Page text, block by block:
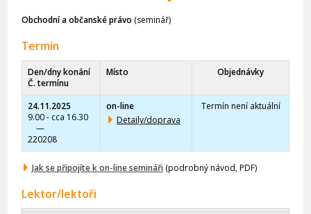
Obchodní a občanské právo (seminář)
Termín
Den/dny konání
Č. termínu
Místo Objednávky
24.11.2025
9.00 - cca 16.30
—
220208
on-line
Detaily/doprava
Termín není aktuální
Jak se připojíte k on-line semináři (podrobný návod, PDF)
Lektor/lektoři